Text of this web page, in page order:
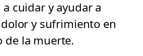
cuidar y ayudar a
y sufrimiento en
de la muerte.